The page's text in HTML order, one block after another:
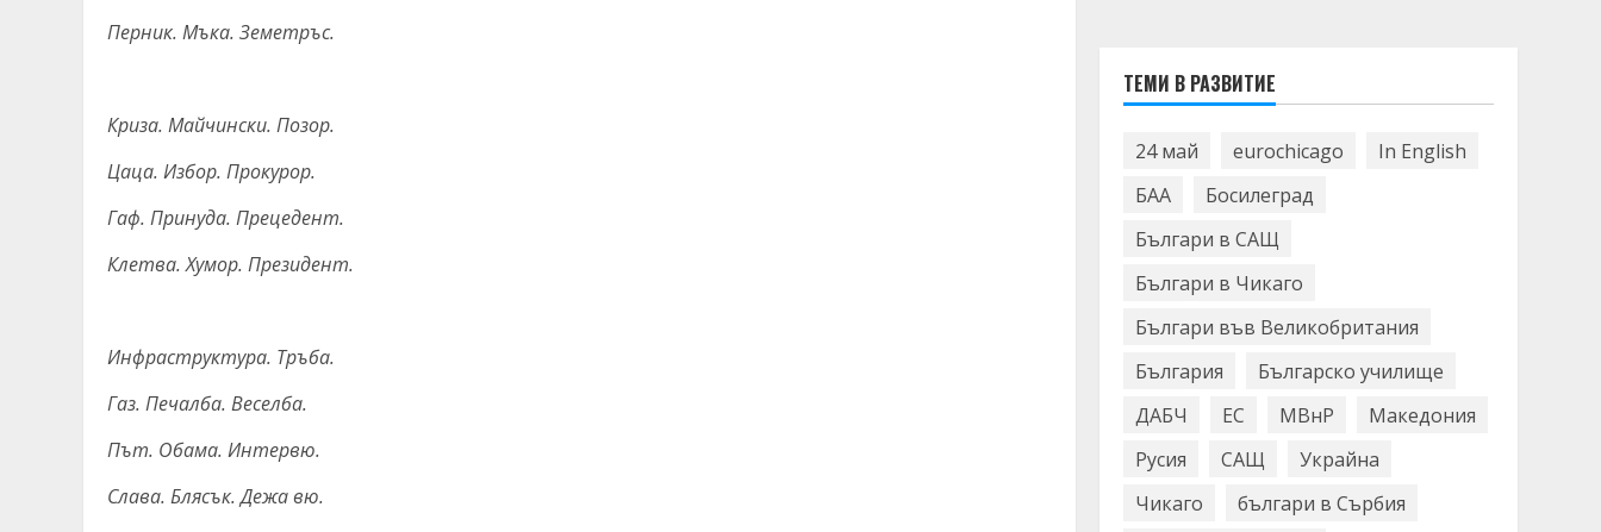
Перник. Мъка. Земетръс.
Криза. Майчински. Позор.
Цаца. Избор. Прокурор.
Гаф. Принуда. Прецедент.
Клетва. Хумор. Президент.
Инфраструктура. Тръба.
Газ. Печалба. Веселба.
Път. Обама. Интервю.
Слава. Блясък. Дежа вю.
ТЕМИ В РАЗВИТИЕ
24 май eurochicago
In English
БАА
Босилеград
Българи в САЩ
Българи в Чикаго
Българи във Великобритания
България
Българско училище
ДАБЧ
ЕС МВнР
Македония
Русия
САЩ
Украйна
Чикаго
българи в Сърбия